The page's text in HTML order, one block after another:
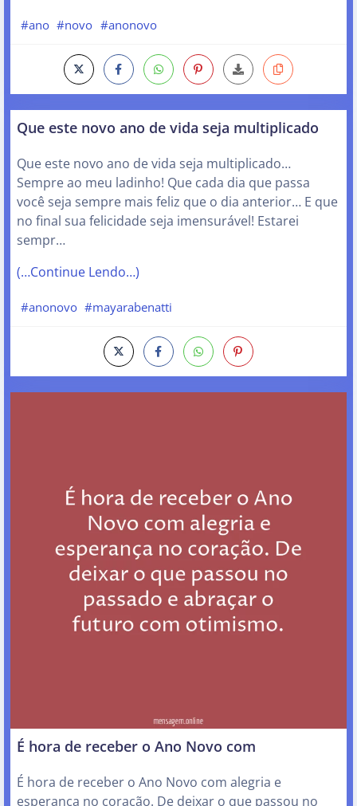
#ano #novo #anonovo
Que este novo ano de vida seja multiplicado
Que este novo ano de vida seja multiplicado…
Sempre ao meu ladinho! Que cada dia que passa
você seja sempre mais feliz que o dia anterior… E que
no final sua felicidade seja imensurável! Estarei
sempr…
(…Continue Lendo…)
#anonovo #mayarabenatti
É hora de receber o Ano Novo com
É hora de receber o Ano Novo com alegria e
esperança no coração. De deixar o que passou no